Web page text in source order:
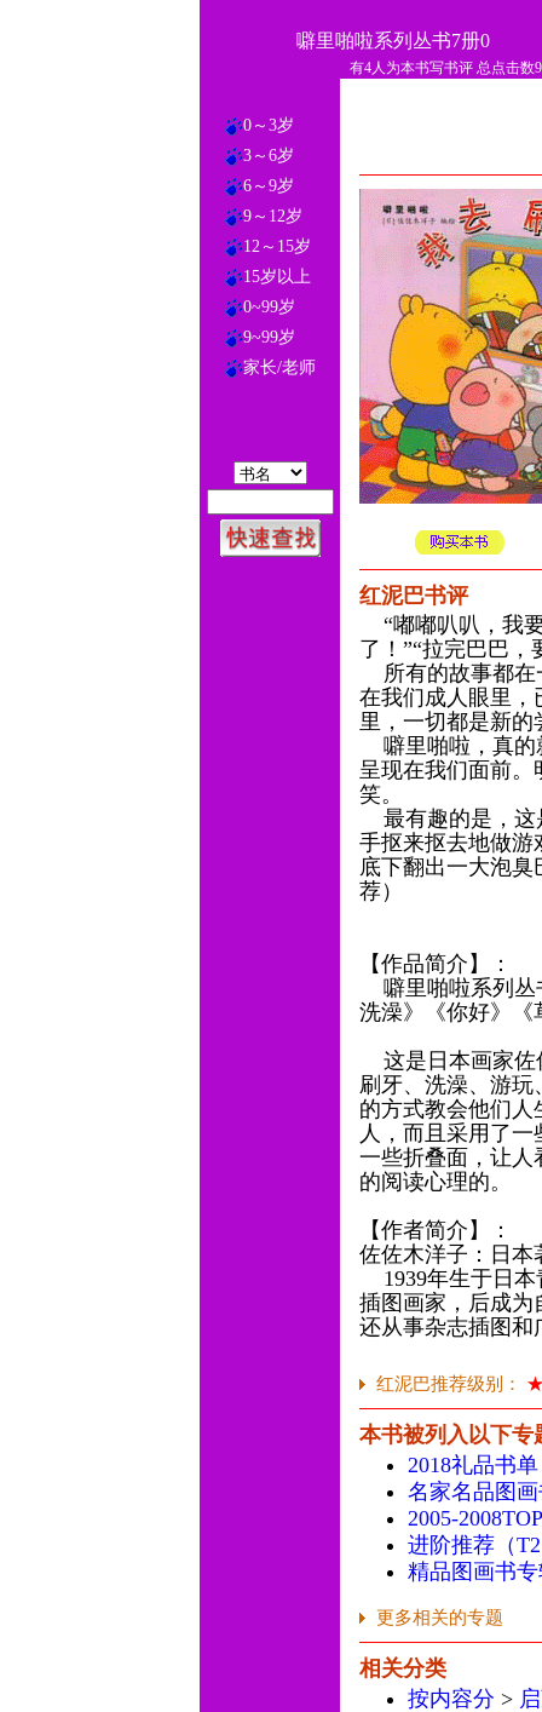
噼里啪啦系列丛书7册0
有4人为本书写书评 总点击数
0～3岁
3～6岁
6～9岁
9～12岁
12～15岁
15岁以上
0~99岁
9~99岁
家长/老师
红泥巴书评
“嘟嘟叭叭，我
了！”“拉完巴巴
所有的故事都在
在我们成人眼里，
里，一切都是新
噼里啪啦，真的
呈现在我们面前
笑。
最有趣的是，这
手抠来抠去地做游
底下翻出一大泡
荐）
【作品简介】：
噼里啪啦系列丛
洗澡》《你好》
这是日本画家佐
刷牙、洗澡、游
的方式教会他们
人，而且采用了
一些折叠面，让人
的阅读心理的。
【作者简介】：
佐佐木洋子：日
1939年生于日本
插图画家，后成为
还从事杂志插图
红泥巴推荐级别：
本书被列入以下专
2018礼品书单
名家名品图
2005-
进阶推荐（
精品图画书
更多相关的专题
相关分类
按内容分 >